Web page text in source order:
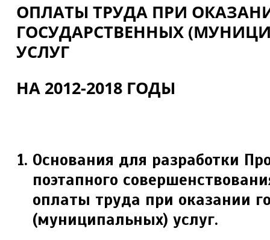
ОПЛАТЫ ТРУДА ПРИ
ГОСУДАРСТВЕННЫХ
УСЛУГ
НА 2012-2018 ГОДЫ
Основания для разработки
поэтапного
оплаты труда при оказании
(муниципальных) услуг.